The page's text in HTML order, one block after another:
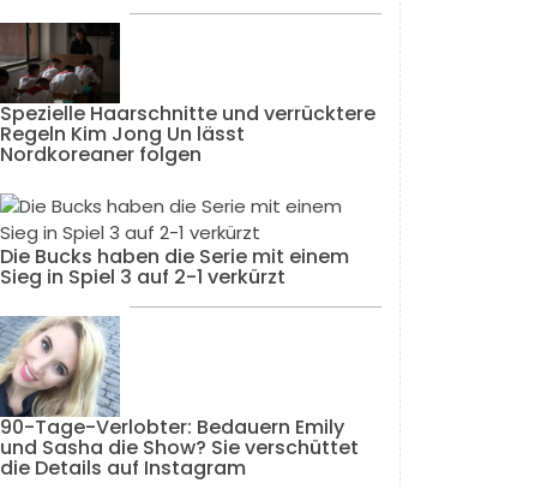
Spezielle Haarschnitte und verrücktere
Regeln Kim Jong Un lässt
Nordkoreaner folgen
Die Bucks haben die Serie mit einem
Sieg in Spiel 3 auf 2-1 verkürzt
90-Tage-Verlobter: Bedauern Emily
und Sasha die Show? Sie verschüttet
die Details auf Instagram